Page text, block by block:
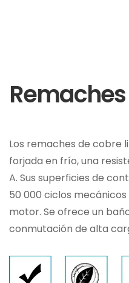
Los remaches de cobre
forjada en frío, una
A. Sus superficies de
50 000 ciclos
motor. Se ofrece un
conmutación de alta